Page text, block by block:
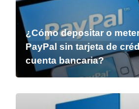
¿Cómo depositar o
PayPal sin tarjeta de
cuenta bancaria?